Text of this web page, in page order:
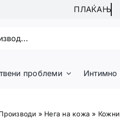
проблеми Интимно
» Нега на кожа »